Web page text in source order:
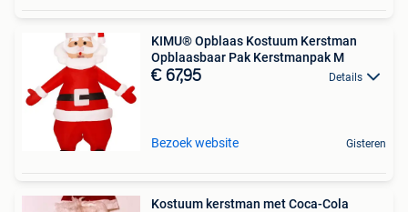
KIMU® Opblaas Kostuum Kerstman
Opblaasbaar Pak Kerstmanpak M
€ 67,95 Details
Bezoek website Gisteren
Kostuum kerstman met Coca-Cola